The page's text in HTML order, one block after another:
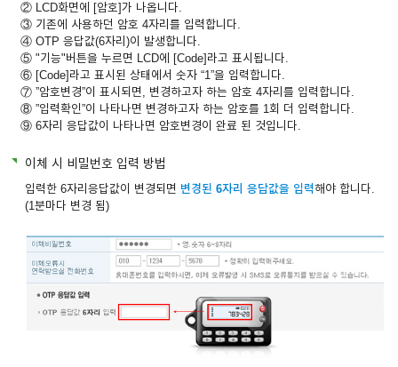
② LCD화면에 [암호]가 나옵니다.
③ 기존에 사용하던 암호 4자리를 입력합니다.
④ OTP 응답값(6자리)이 발생합니다.
⑤ "기능"버튼을 누르면 LCD에 [Code]라고 표시됩니다.
⑥ [Code]라고 표시된 상태에서 숫자 “1”을 입력합니다.
⑦ ”암호변경”이 표시되면, 변경하고자 하는 암호 4자리를 입력합니다.
⑧ ”입력확인”이 나타나면 변경하고자 하는 암호를 1회 더 입력합니다.
⑨ 6자리 응답값이 나타나면 암호변경이 완료 된 것입니다.
이체 시 비밀번호 입력 방법
입력한 6자리응답값이 변경되면 변경된 6자리 응답값을 입력해야 합니다.
(1분마다 변경 됨)